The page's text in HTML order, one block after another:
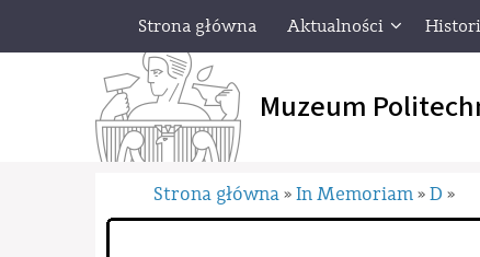
Strona główna Aktualności
Muzeum
Strona główna » In Memoriam » D »